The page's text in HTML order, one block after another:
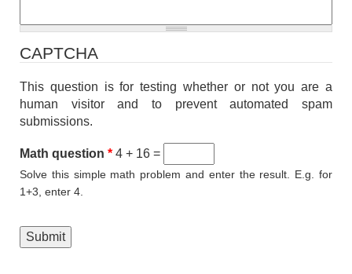
CAPTCHA
This question is for testing whether or not you are a
human visitor and to prevent automated spam
submissions.
Math question * 4 + 16 =
Solve this simple math problem and enter the result. E.g. for
1+3, enter 4.